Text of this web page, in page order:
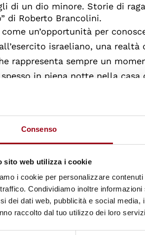
Consenso
sito web utilizza i cookie
i cookie per personalizzare
Condividiamo inoltre
dei dati web, pubblicità e social
raccolto dal tuo utilizzo dei loro
di un dio minore. Storie di
di Roberto Brancolini.
un’opportunità per
israeliano, una
rappresenta sempre un
in piena notte nella
israeliano.
di diritti umani dei ragazzi
come
ragazzi e ragazze palestinesi
inferiore ai 14 anni.
documentato grazie al
la mostra è stata resa
Padova.